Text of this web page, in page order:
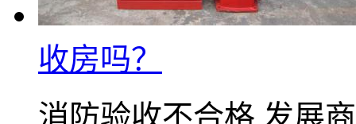
收房吗？
消防验收不合格 发展